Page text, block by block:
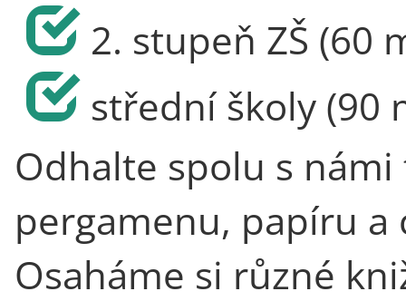
2. stupeň ZŠ (60
střední školy (90
Odhalte spolu s
pergamenu, papíru a
Osaháme si různé